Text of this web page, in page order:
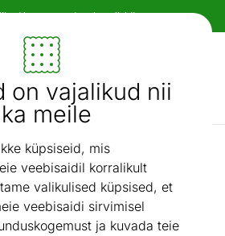
on vajalikud nii
meile
küpsiseid, mis
veebisaidil korralikult
valikulised küpsised, et
veebisaidi sirvimisel
ja kuvada teie
ja mugavad makseviisid!
- ON24
AI otsing
Ventilaatorid
2600 Sunflower, Ø 33